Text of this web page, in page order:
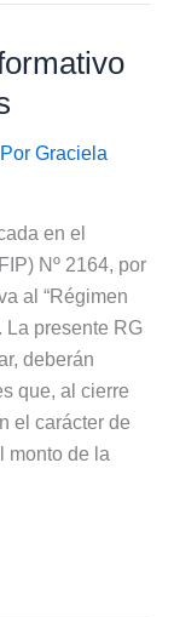
Graciela
en el
Nº 2164, por
al “Régimen
La presente RG
deberán
que, al cierre
el carácter de
monto de la